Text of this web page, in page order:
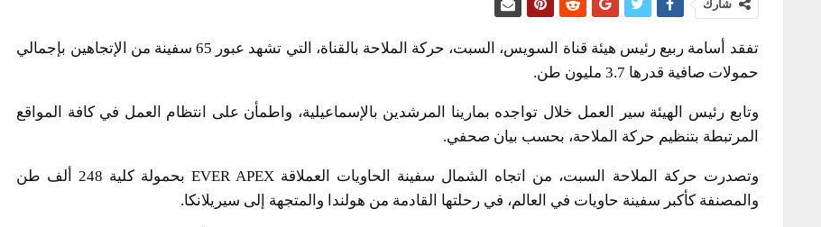
شارك
تفقد أسامة ربيع رئيس هيئة قناة السويس، السبت، حركة الملاحة بالقناة، التي تشهد عبور 65 سفينة من الإتجاهين بإجمالي
حمولات صافية قدرها 3.7 مليون طن.
وتابع رئيس الهيئة سير العمل خلال تواجده بمارينا المرشدين بالإسماعيلية، واطمأن على انتظام العمل في كافة المواقع
المرتبطة بتنظيم حركة الملاحة، بحسب بيان صحفي.
وتصدرت حركة الملاحة السبت، من اتجاه الشمال سفينة الحاويات العملاقة EVER APEX بحمولة كلية 248 ألف طن
والمصنفة كأكبر سفينة حاويات في العالم، في رحلتها القادمة من هولندا والمتجهة إلى سيريلانكا.